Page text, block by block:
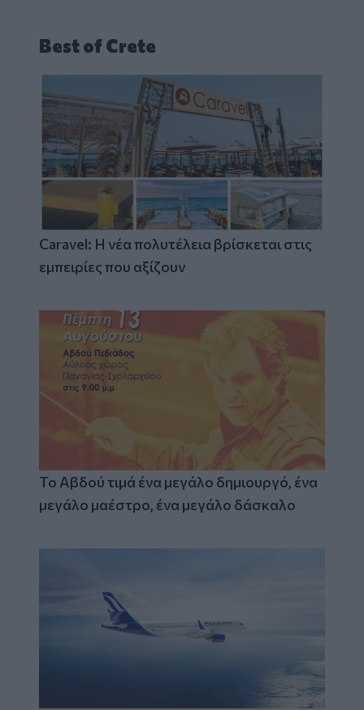
Best of Crete
Caravel: Η νέα πολυτέλεια βρίσκεται στις
εμπειρίες που αξίζουν
Το Αβδού τιμά ένα μεγάλο δημιουργό, ένα
μεγάλο μαέστρο, ένα μεγάλο δάσκαλο